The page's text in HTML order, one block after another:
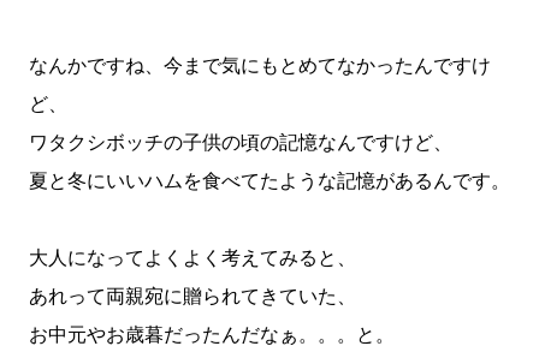
なんかですね、今まで気にもとめてなかったんですけ
ど、
ワタクシボッチの子供の頃の記憶なんですけど、
夏と冬にいいハムを食べてたような記憶があるんです。
大人になってよくよく考えてみると、
あれって両親宛に贈られてきていた、
お中元やお歳暮だったんだなぁ。。。と。